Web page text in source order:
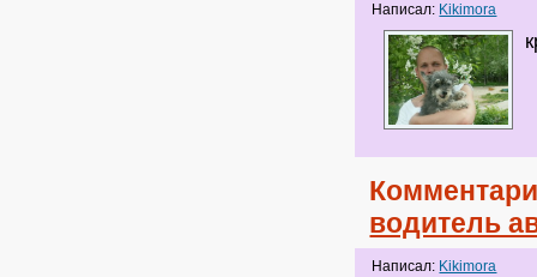
Написал: Kikimora
водитель
Написал: Kikimora